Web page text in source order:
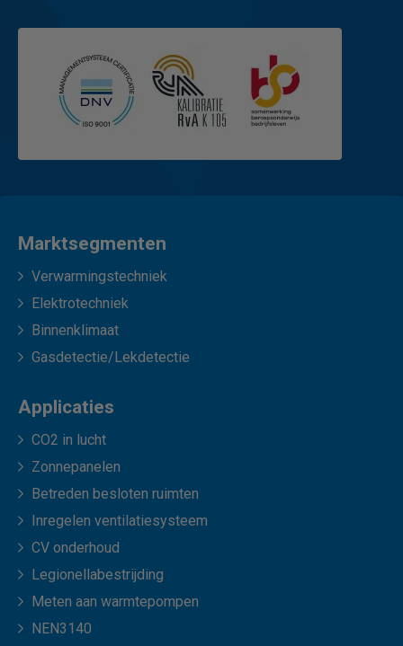
Marktsegmenten
Verwarmingstechniek
Elektrotechniek
Binnenklimaat
Gasdetectie/Lekdetectie
Applicaties
CO2 in lucht
Zonnepanelen
Betreden besloten ruimten
Inregelen ventilatiesysteem
CV onderhoud
Legionellabestrijding
Meten aan warmtepompen
NEN3140